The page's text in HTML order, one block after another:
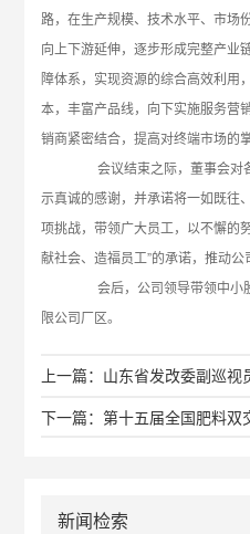
路，在生产规模、技术水平、市场
向上下游延伸，逐步形成完整产业
障体系，实现资源的综合高效利用
本，丰富产品线，向下实施服务营
销商紧密结合，提高对终端市场的
会议结束之际，董事会对各
示真诚的感谢，并承诺将一如既往
项挑战，带领广大员工，以不懈的
献社会、造福员工”的承诺，推动公
会后，公司领导带领中小股
限公司厂区。
上一篇：山东省发改委副巡
新闻检索